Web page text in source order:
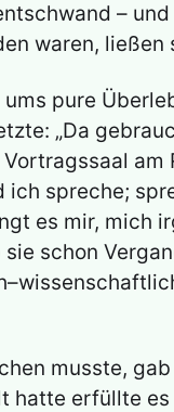
–
waren, ließen
pure
„Da
am
spreche;
es mir, mich
schon
musste,
hatte erfüllte